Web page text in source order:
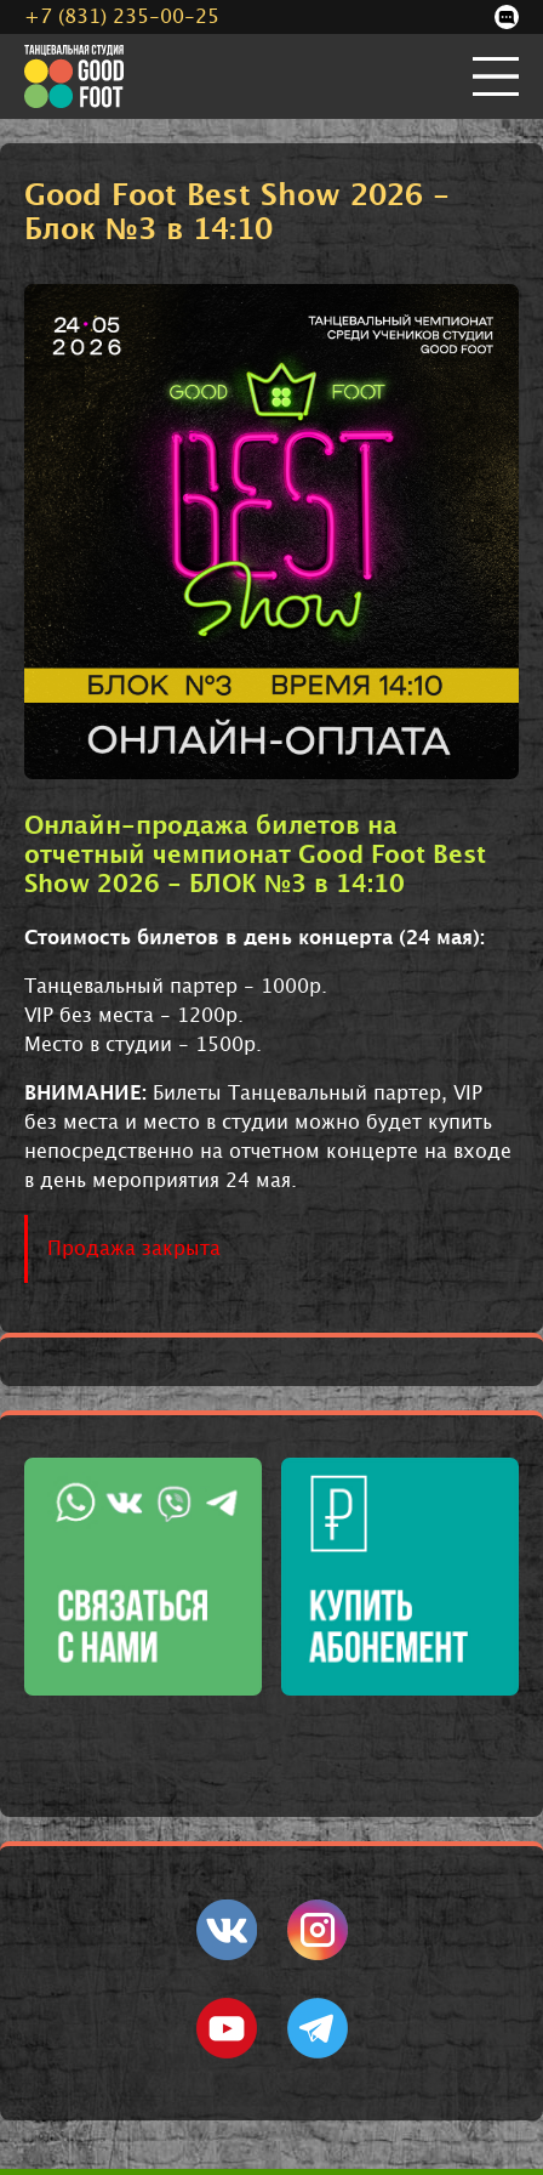
Good Foot Best Show 2026 -
Блок №3 в 14:10
Онлайн-продажа билетов на
отчетный чемпионат Good Foot Best
Show 2026 - БЛОК №3 в 14:10
Стоимость билетов в день концерта (24 мая):
Танцевальный партер - 1000р.
VIP без места - 1200р.
Место в студии - 1500р.
ВНИМАНИЕ: Билеты Танцевальный партер, VIP
без места и место в студии можно будет купить
непосредственно на отчетном концерте на входе
в день мероприятия 24 мая.
Продажа закрыта
+7 (831) 235-00-25